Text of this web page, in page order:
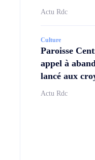
Actu Rdc
Culture
Paroisse
appel à
lancé aux
Actu Rdc